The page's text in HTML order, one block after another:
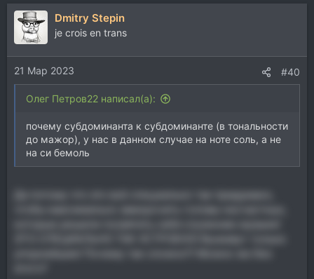
Dmitry Stepin
je crois en trans
21 Мар 2023 #40
Олег Петров22 написал(а):
почему субдоминанта к субдоминанте (в тональности
до мажор), у нас в данном случае на ноте соль, а не
на си бемоль
Да потому что это всё специально так придумано,